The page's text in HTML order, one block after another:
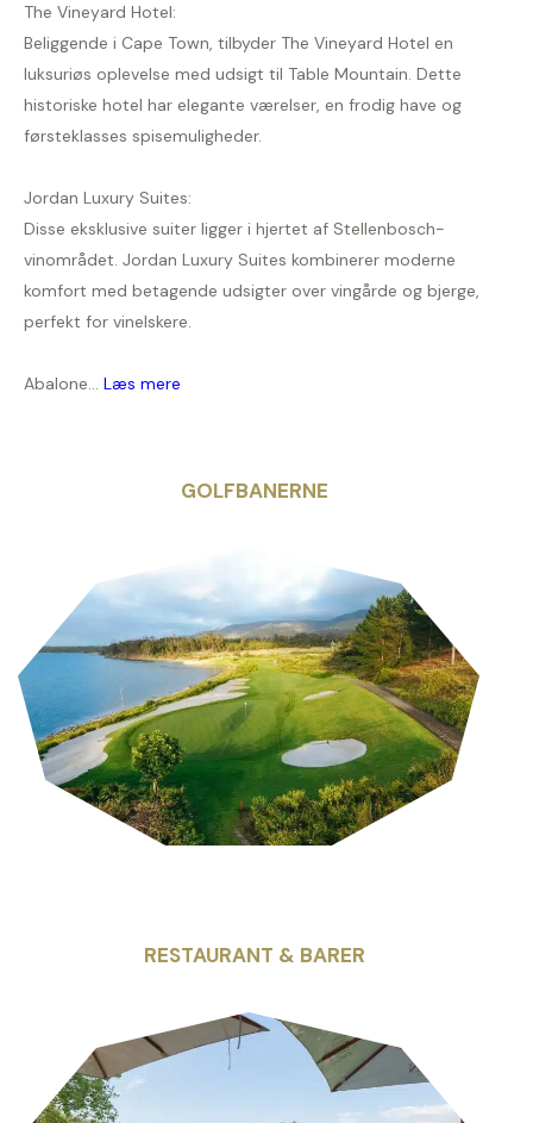
The Vineyard Hotel:
Beliggende i Cape Town, tilbyder The Vineyard Hotel en
luksuriøs oplevelse med udsigt til Table Mountain. Dette
historiske hotel har elegante værelser, en frodig have og
førsteklasses spisemuligheder.
Jordan Luxury Suites:
Disse eksklusive suiter ligger i hjertet af Stellenbosch-
vinområdet. Jordan Luxury Suites kombinerer moderne
komfort med betagende udsigter over vingårde og bjerge,
perfekt for vinelskere.
Abalone... Læs mere
GOLFBANERNE
RESTAURANT & BARER